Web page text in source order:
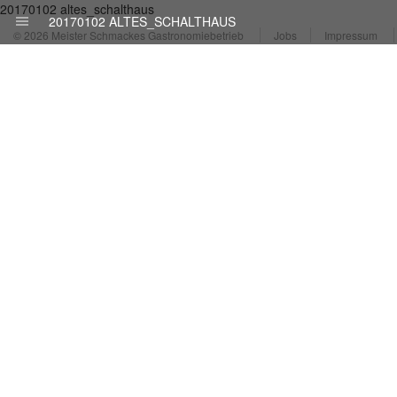
20170102 ALTES_SCHALTHAUS
20170102 altes_schalthaus
© 2026 Meister Schmackes Gastronomiebetrieb Jobs Impressum